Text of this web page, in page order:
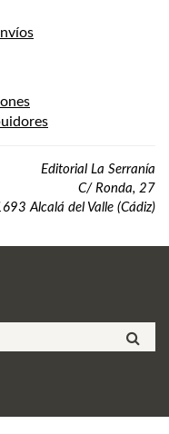
Editorial La Serranía
C/ Ronda, 27
Alcalá del Valle (Cádiz)